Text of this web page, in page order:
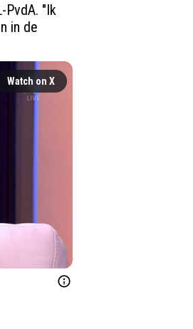
PvdA. "Ik
in de
Watch on X